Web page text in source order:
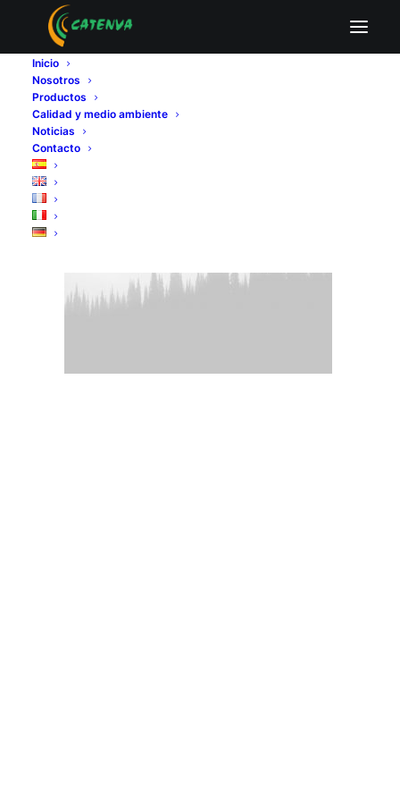
Inicio
Nosotros
Productos
Calidad y medio ambiente
Noticias
Contacto
Home